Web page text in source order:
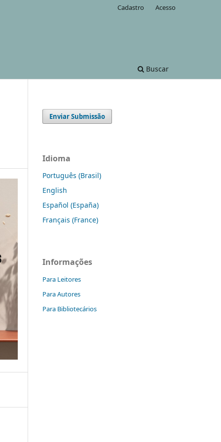
Buscar
Cadastro Acesso
Enviar Submissão
Idioma
Português (Brasil)
English
Español (España)
Français (France)
Informações
Para Leitores
Para Autores
Para Bibliotecários